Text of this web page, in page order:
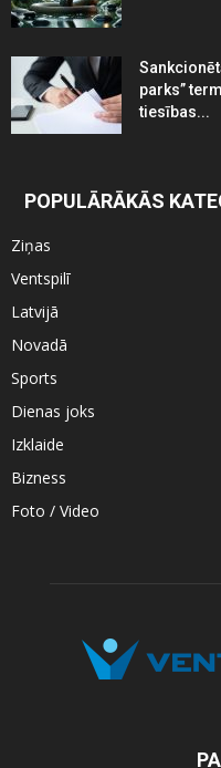
parks”
tiesības...
POPULĀRĀKĀS
Ziņas
Ventspilī
Latvijā
Novadā
Sports
Dienas joks
Izklaide
Bizness
Foto / Video